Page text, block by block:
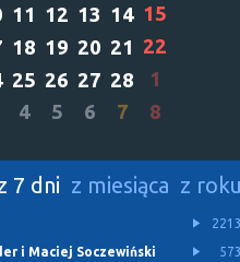
11 12 13 14 15
18 19 20 21 22
25 26 27 28
1
4 5 6 7 8
7 dni z miesiąca z
i Maciej Soczewiński